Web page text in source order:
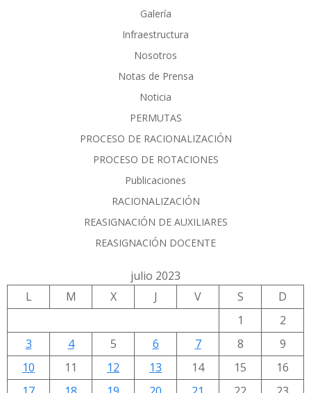
Galería
Infraestructura
Nosotros
Notas de Prensa
Noticia
PERMUTAS
PROCESO DE RACIONALIZACIÓN
PROCESO DE ROTACIONES
Publicaciones
RACIONALIZACIÓN
REASIGNACIÓN DE AUXILIARES
REASIGNACIÓN DOCENTE
julio 2023
L
M X J V S
D
1
2
3
4 5 6 7 8
9
10
11 12 13 14 15
16